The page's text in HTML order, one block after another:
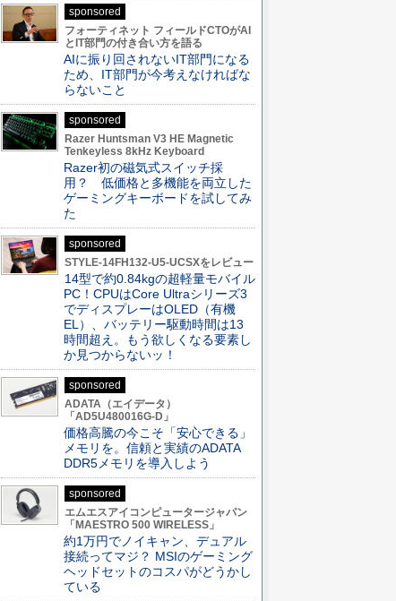
sponsored
フォーティネット フィールドCTOがAI
とIT部門の付き合い方を語る
AIに振り回されないIT部門になる
ため、IT部門が今考えなければな
らないこと
sponsored
Razer Huntsman V3 HE Magnetic
Tenkeyless 8kHz Keyboard
Razer初の磁気式スイッチ採
用？ 低価格と多機能を両立した
ゲーミングキーボードを試してみ
た
sponsored
STYLE-14FH132-U5-UCSXをレビュー
14型で約0.84kgの超軽量モバイル
PC！CPUはCore Ultraシリーズ3
でディスプレーはOLED（有機
EL）、バッテリー駆動時間は13
時間超え。もう欲しくなる要素し
か見つからないッ！
sponsored
ADATA（エイデータ）
「AD5U480016G-D」
価格高騰の今こそ「安心できる」
メモリを。信頼と実績のADATA
DDR5メモリを導入しよう
sponsored
エムエスアイコンピュータージャパン
「MAESTRO 500 WIRELESS」
約1万円でノイキャン、デュアル
接続ってマジ？ MSIのゲーミング
ヘッドセットのコスパがどうかし
ている